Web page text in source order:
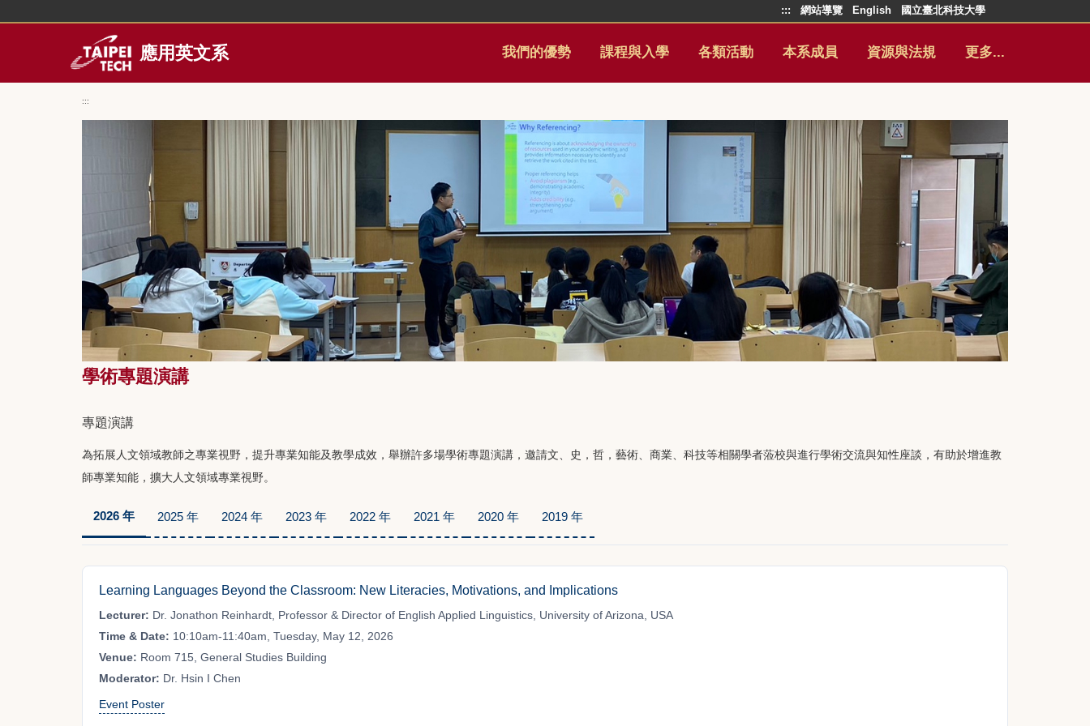
::: 網站導覽 English 國立臺北科技大學
應用英文系 我們的優勢 課程與入學 各類活動 本系成員 資源與法規 更多...
:::
學術專題演講
專題演講
為拓展人文領域教師之專業視野，提升專業知能及教學成效，舉辦許多場學術專題演講，邀請文、史，哲，藝術、商業、科技等相關學者蒞校與進行學術交流與知性座談，有助於增進教
師專業知能，擴大人文領域專業視野。
2026 年 2025 年 2024 年 2023 年 2022 年 2021 年 2020 年 2019 年
Learning Languages Beyond the Classroom: New Literacies, Motivations, and Implications
Lecturer: Dr. Jonathon Reinhardt, Professor & Director of English Applied Linguistics, University of Arizona, USA
Time & Date: 10:10am-11:40am, Tuesday, May 12, 2026
Venue: Room 715, General Studies Building
Moderator: Dr. Hsin I Chen
Event Poster